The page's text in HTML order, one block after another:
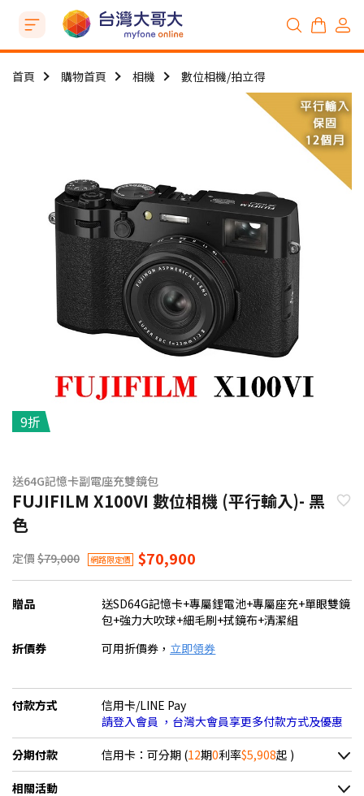
首頁 購物首頁 相機 數位相機/拍立得
9折
送64G記憶卡副電座充雙鏡包
FUJIFILM X100VI 數位相機 (平行輸入)- 黑
色
定價 $79,000 網路限定價 $70,900
贈品
送SD64G記憶卡+專屬鋰電池+專屬座充+單眼雙鏡
包+強力大吹球+細毛刷+拭鏡布+清潔組
折價券
可用折價券， 立即領券
付款方式
信用卡/LINE Pay
請登入會員 ，台灣大會員享更多付款方式及優惠
分期付款 信用卡：可分期 (12期0利率$5,908起 )
＊實際可分期數、適用利率，請以購物車顯示為主
相關活動